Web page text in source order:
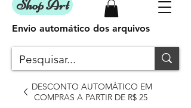
Shop Art
DESCONTO AUTOMÁTICO EM
COMPRAS A PARTIR DE R$ 25
Envio automático dos arquivos